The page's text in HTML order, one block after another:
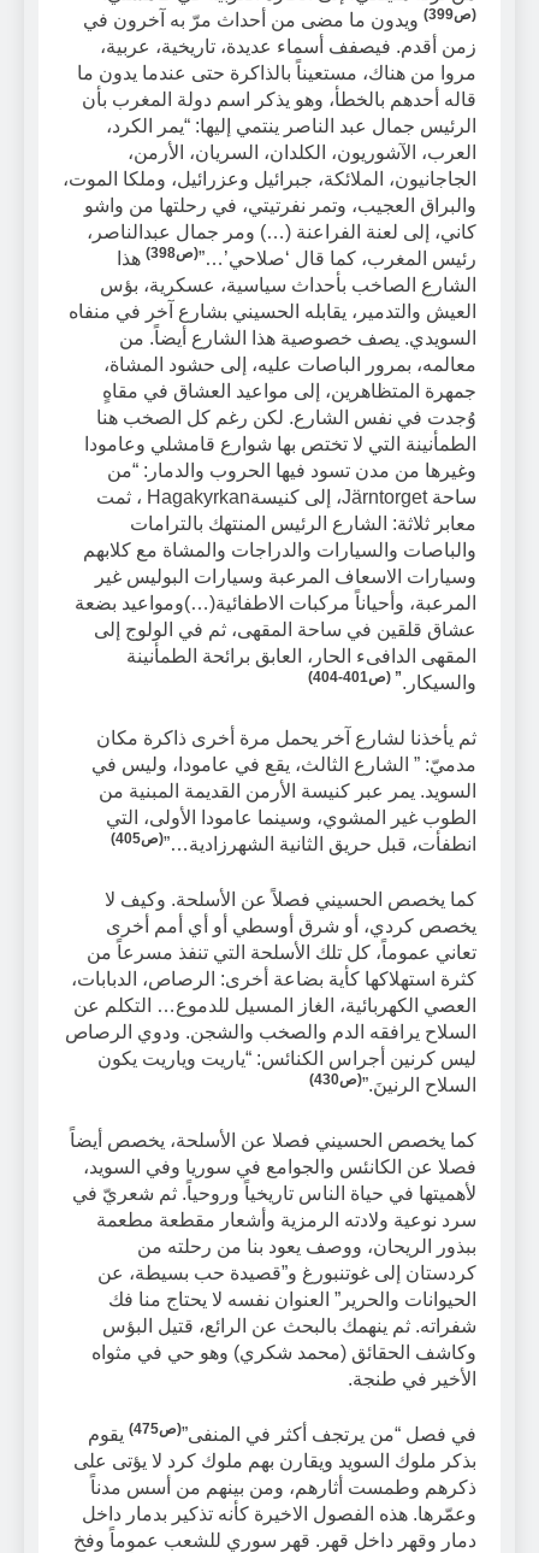
(ص399)
ويدون ما مضى من أحداث مرّ به آخرون في
زمن أقدم. فيصفف أسماء عديدة، تاريخية، عربية،
مروا من هناك، مستعيناً بالذاكرة حتى عندما يدون ما
قاله أحدهم بالخطأ، وهو يذكر اسم دولة المغرب بأن
الرئيس جمال عبد الناصر ينتمي إليها: “يمر الكرد،
العرب، الآشوريون، الكلدان، السريان، الأرمن،
الجاجانيون، الملائكة، جبرائيل وعزرائيل، وملكا الموت،
والبراق العجيب، وتمر نفرتيتي، في رحلتها من واشو
كاني، إلى لعنة الفراعنة (…) ومر جمال عبدالناصر،
رئيس المغرب، كما قال ‘صلاحي’…”(ص398)
هذا
الشارع الصاخب بأحداث سياسية، عسكرية، بؤس
العيش والتدمير، يقابله الحسيني بشارع آخر في منفاه
السويدي. يصف خصوصية هذا الشارع أيضاً. من
معالمه، بمرور الباصات عليه، إلى حشود المشاة،
جمهرة المتظاهرين، إلى مواعيد العشاق في مقاهٍ
وُجدت في نفس الشارع. لكن رغم كل الصخب هنا
الطمأنينة التي لا تختص بها شوارع قامشلي وعامودا
وغيرها من مدن تسود فيها الحروب والدمار: “من
ساحة Järntorget، إلى كنيسةHagakyrkan ، ثمت
معابر ثلاثة: الشارع الرئيس المنتهك بالترامات
والباصات والسيارات والدراجات والمشاة مع كلابهم
وسيارات الاسعاف المرعبة وسيارات البوليس غير
المرعبة، وأحياناً مركبات الاطفائية(…)ومواعيد بضعة
عشاق قلقين في ساحة المقهى، ثم في الولوج إلى
المقهى الدافىء الحار، العابق برائحة الطمأنينة
والسيكار.” (ص401-404)
ثم يأخذنا لشارع آخر يحمل مرة أخرى ذاكرة مكان
مدميّ: ” الشارع الثالث، يقع في عامودا، وليس في
السويد. يمر عبر كنيسة الأرمن القديمة المبنية من
الطوب غير المشوي، وسينما عامودا الأولى، التي
انطفأت، قبل حريق الثانية الشهرزادية…”(ص405)
كما يخصص الحسيني فصلاً عن الأسلحة. وكيف لا
يخصص كردي، أو شرق أوسطي أو أي أمم أخرى
تعاني عموماً، كل تلك الأسلحة التي تنفذ مسرعاً من
كثرة استهلاكها كأية بضاعة أخرى: الرصاص، الدبابات،
العصي الكهربائية، الغاز المسيل للدموع… التكلم عن
السلاح يرافقه الدم والصخب والشجن. ودوي الرصاص
ليس كرنين أجراس الكنائس: “ياريت وياريت يكون
السلاح الرنينَ.”(ص430)
كما يخصص الحسيني فصلا عن الأسلحة، يخصص أيضاً
فصلا عن الكانئس والجوامع في سوريا وفي السويد،
لأهميتها في حياة الناس تاريخياً وروحياً. ثم شعريّ في
سرد نوعية ولادته الرمزية وأشعار مقطعة مطعمة
ببذور الريحان، ووصف يعود بنا من رحلته من
كردستان إلى غوتنبورغ و”قصيدة حب بسيطة، عن
الحيوانات والحرير” العنوان نفسه لا يحتاج منا فك
شفراته. ثم ينهمك بالبحث عن الرائع، قتيل البؤس
وكاشف الحقائق (محمد شكري) وهو حي في مثواه
الأخير في طنجة.
في فصل “من يرتجف أكثر في المنفى”(ص475)
يقوم
بذكر ملوك السويد ويقارن بهم ملوك كرد لا يؤتى على
ذكرهم وطمست أثارهم، ومن بينهم من أسس مدناً
وعمّرها. هذه الفصول الاخيرة كأنه تذكير بدمار داخل
دمار وقهر داخل قهر. قهر سوري للشعب عموماً وفخ